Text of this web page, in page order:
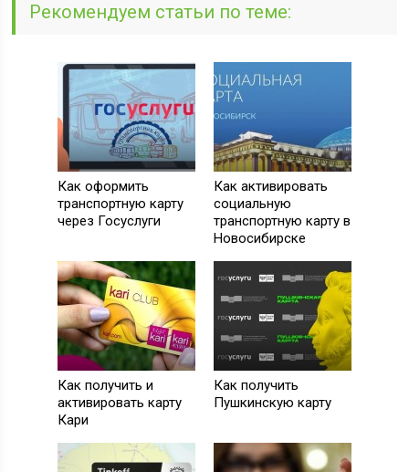
Рекомендуем статьи по теме:
Как оформить
транспортную карту
через Госуслуги
Как активировать
социальную
транспортную карту в
Новосибирске
Как получить и
активировать карту
Кари
Как получить
Пушкинскую карту